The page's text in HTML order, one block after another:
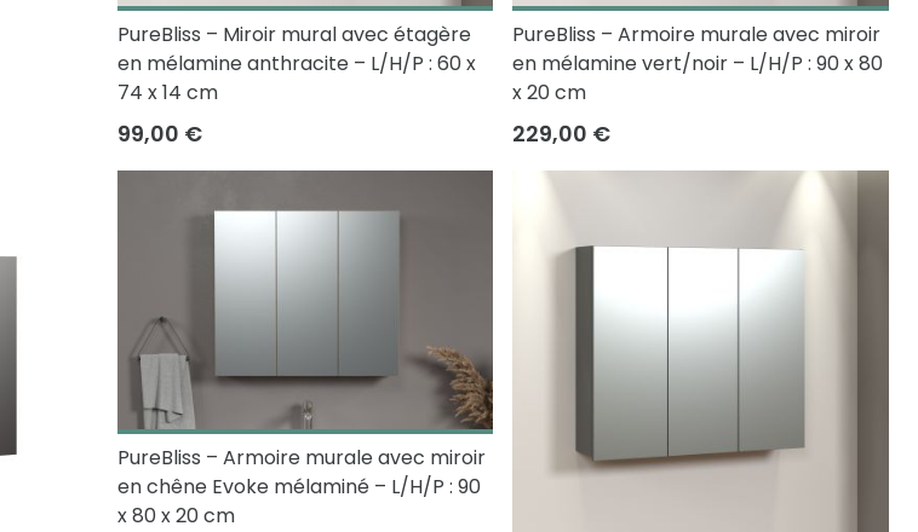
PureBliss – Miroir mural avec étagère
en mélamine anthracite – L/H/P : 60 x
74 x 14 cm
99,00 €
PureBliss – Armoire murale avec miroir
en mélamine vert/noir – L/H/P : 90 x 80
x 20 cm
229,00 €
PureBliss – Armoire murale avec miroir
en chêne Evoke mélaminé – L/H/P : 90
x 80 x 20 cm